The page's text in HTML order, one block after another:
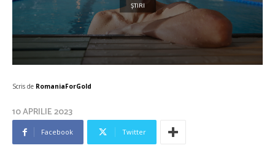
ȘTIRI
Scris de RomaniaForGold
10 APRILIE 2023
Facebook Twitter